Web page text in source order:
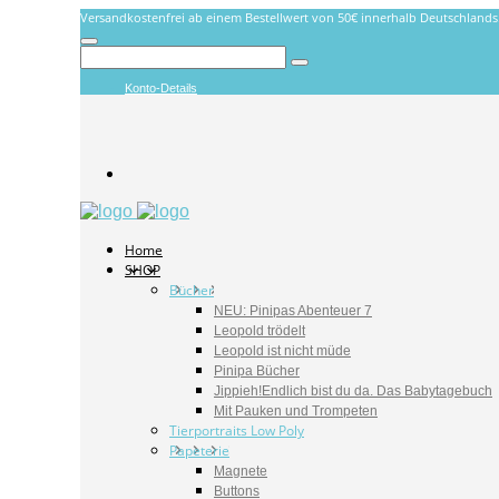
Versandkostenfrei ab einem Bestellwert von 50€ innerhalb
Konto-Details
Home
SHOP
Bücher
NEU: Pinipas Abenteuer 7
Leopold trödelt
Leopold ist nicht müde
Pinipa Bücher
Jippieh!Endlich bist du da. Das Babytagebuch
Mit Pauken und Trompeten
Tierportraits Low Poly
Papeterie
Magnete
Buttons